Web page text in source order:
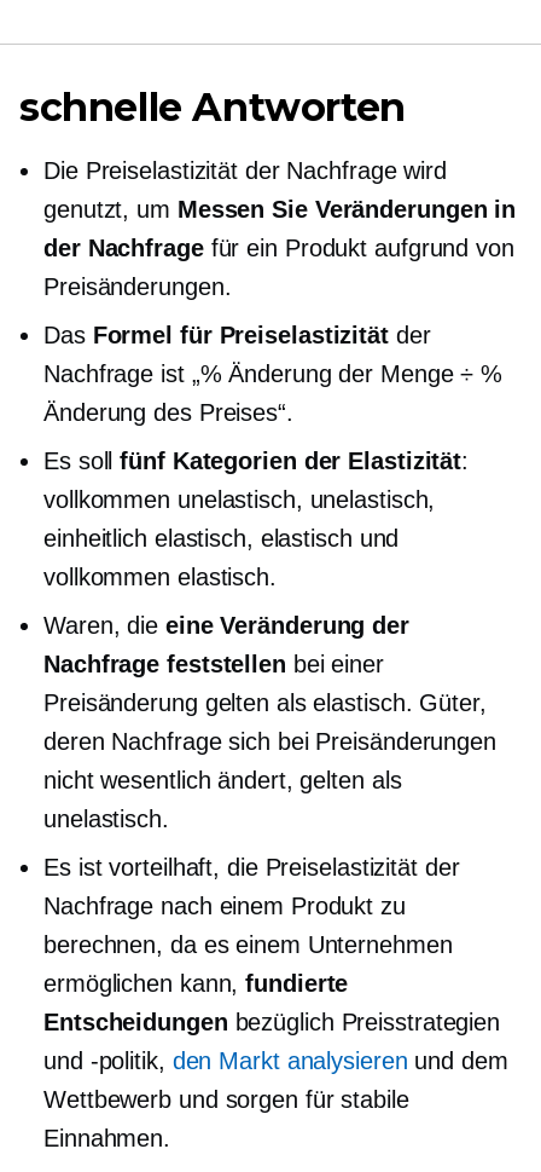
schnelle Antworten
Die Preiselastizität der Nachfrage wird
genutzt, um Messen Sie Veränderungen in
der Nachfragefür ein Produkt aufgrund von
Preisänderungen.
Das Formel für Preiselastizitätder
Nachfrage ist „% Änderung der Menge ÷ %
Änderung des Preises“.
Es sollfünf Kategorien der Elastizität:
vollkommen unelastisch, unelastisch,
einheitlich elastisch, elastisch und
vollkommen elastisch.
Waren, die eine Veränderung der
Nachfrage feststellen bei einer
Preisänderung gelten als elastisch. Güter,
deren Nachfrage sich bei Preisänderungen
nicht wesentlich ändert, gelten als
unelastisch.
Es ist vorteilhaft, die Preiselastizität der
Nachfrage nach einem Produkt zu
berechnen, da es einem Unternehmen
ermöglichen kann,fundierte
Entscheidungen bezüglich Preisstrategien
und -politik, den Markt analysieren und dem
Wettbewerb und sorgen für stabile
Einnahmen.